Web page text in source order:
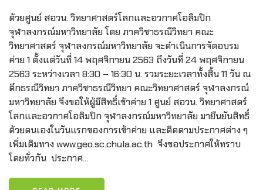
ด้วยศูนย์ สอวน. วิทยาศาสตร์โลกและอวกาศโอลิมปิก
จุฬาลงกรณ์มหาวิทยาลัย โดย ภาควิชาธรณีวิทยา คณะ
วิทยาศาสตร์ จุฬาลงกรณ์มหาวิทยาลัย จะดำเนินการจัดอบรม
ค่าย 1 ตั้งแต่วันที่ 14 พฤศจิกายน 2563 ถึงวันที่ 24 พฤศจิกายน
2563 ระหว่างเวลา 8:30 – 16:30 น. รวมระยะเวลาทั้งสิ้น 11 วัน ณ
ตึกธรณีวิทยา ภาควิชาธรณีวิทยา คณะวิทยาศาสตร์ จุฬาลงกรณ์
มหาวิทยาลัย จึงขอให้ผู้มีสิทธิ์เข้าค่าย 1 ศูนย์ สอวน. วิทยาศาสตร์
โลกและอวกาศโอลิมปิก จุฬาลงกรณ์มหาวิทยาลัย มายืนยันสิทธิ์
ด้วยตนเองในวันแรกของการเข้าค่าย และติดตามประกาศต่าง ๆ
เพิ่มเติมทาง www.geo.sc.chula.ac.th จึงขอประกาศให้ทราบ
โดยทั่วกัน ประกาศ...